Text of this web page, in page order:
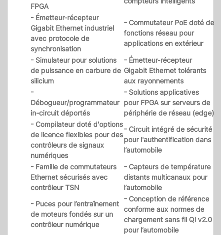
FPGA
- Émetteur-récepteur
Gigabit Ethernet industriel
avec protocole de
synchronisation
- Commutateur PoE doté de
fonctions réseau pour
applications en extérieur
- Simulateur pour solutions
de puissance en carbure de
silicium
- Émetteur-récepteur
Gigabit Ethernet tolérants
aux rayonnements
-
Débogueur/programmateur
in-circuit déportés
- Solutions applicatives
pour FPGA sur serveurs de
périphérie de réseau (edge)
- Compilateur doté d'options
de licence flexibles pour des
contrôleurs de signaux
numériques
- Circuit intégré de sécurité
pour l'authentification dans
l’automobile
- Famille de commutateurs
Ethernet sécurisés avec
contrôleur TSN
- Capteurs de température
distants multicanaux pour
l’automobile
- Puces pour l’entraînement
de moteurs fondés sur un
contrôleur numérique
- Conception de référence
conforme aux normes de
chargement sans fil Qi v2.0
pour l’automobile